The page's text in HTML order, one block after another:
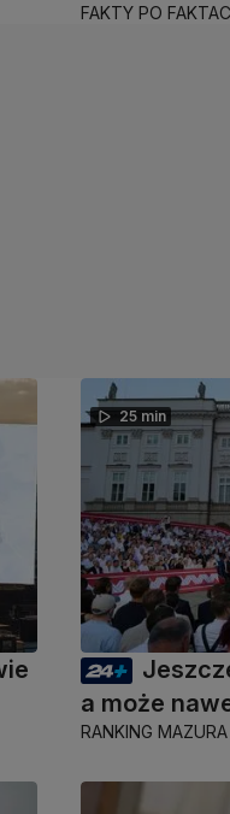
FAKTY PO
25 min
a może
RANKING MAZURA